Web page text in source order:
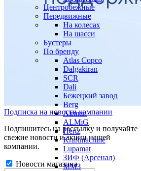
Центробежные
Передвижные
На колесах
На шасси
Бустеры
По бренду
Atlas Copco
Dalgakiran
SCR
Dali
Бежецкий завод
Berg
Airman
ALMiG
Hertz
Kraftmachine
Lupamat
ЗИФ (Арсенал)
ММЗ
Подписка на новости компании
Подпишитесь на рассылку и получайте
свежие новости и акции нашей
компании.
Новости магазина